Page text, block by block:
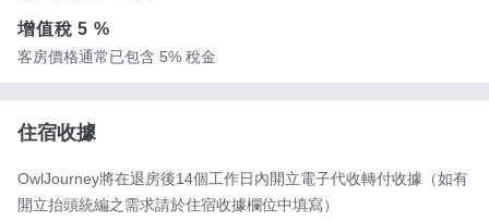
增值稅5 %
客房價格通常已包含 5% 稅金
住宿收據
OwlJourney將在退房後14個工作日內開立電子代收轉付收據（如有
開立抬頭統編之需求請於住宿收據欄位中填寫）